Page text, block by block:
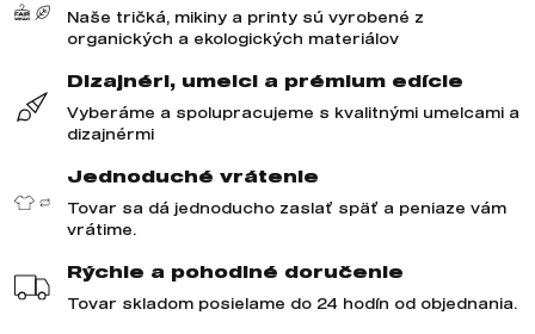
Naše tričká, mikiny a printy sú vyrobené z
organických a ekologických materiálov
Dizajnéri, umelci a prémium edície
Vyberáme a spolupracujeme s kvalitnými umelcami a
dizajnérmi
Jednoduché vrátenie
Tovar sa dá jednoducho zaslať späť a peniaze vám
vrátime.
Rýchle a pohodlné doručenie
Tovar skladom posielame do 24 hodín od objednania.